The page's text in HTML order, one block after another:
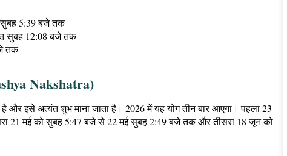
5:39 बजे तक
सुबह 12:08 बजे तक
तक
Nakshatra)
और इसे अत्यंत शुभ माना जाता है। 2026 में यह योग तीन बार आएगा। पहला 23
21 मई को सुबह 5:47 बजे से 22 मई सुबह 2:49 बजे तक और तीसरा 18 जून को